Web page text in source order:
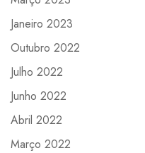
Janeiro 2023
Outubro 2022
Julho 2022
Junho 2022
Abril 2022
Março 2022